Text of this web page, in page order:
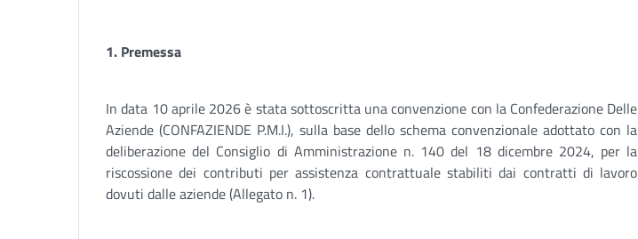
1. Premessa
In data 10 aprile 2026 è stata sottoscritta una convenzione con la Confederazione Delle
Aziende (CONFAZIENDE P.M.I.), sulla base dello schema convenzionale adottato con la
deliberazione del Consiglio di Amministrazione n. 140 del 18 dicembre 2024, per la
riscossione dei contributi per assistenza contrattuale stabiliti dai contratti di lavoro
dovuti dalle aziende (Allegato n. 1).